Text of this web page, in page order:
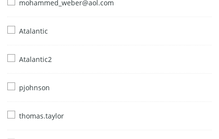
mohammed_weber@aol.com
Atalantic
Atalantic2
pjohnson
thomas.taylor